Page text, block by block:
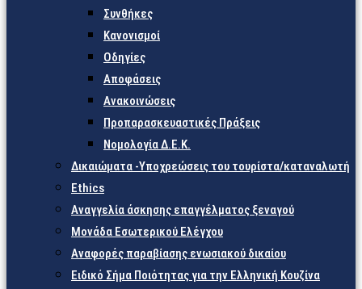
Συνθήκες
Κανονισμοί
Οδηγίες
Αποφάσεις
Ανακοινώσεις
Προπαρασκευαστικές Πράξεις
Νομολογία Δ.Ε.Κ.
Δικαιώματα -Υποχρεώσεις του τουρίστα/καταναλωτή
Ethics
Αναγγελία άσκησης επαγγέλματος ξεναγού
Μονάδα Εσωτερικού Ελέγχου
Αναφορές παραβίασης ενωσιακού δικαίου
Ειδικό Σήμα Ποιότητας για την Ελληνική Κουζίνα